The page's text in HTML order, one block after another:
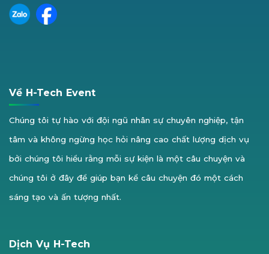
Về H-Tech Event
Chúng tôi tự hào với đội ngũ nhân sự chuyên nghiệp, tận
tâm và không ngừng học hỏi nâng cao chất lượng dịch vụ
bởi chúng tôi hiểu rằng mỗi sự kiện là một câu chuyện và
chúng tôi ở đây để giúp bạn kể câu chuyện đó một cách
sáng tạo và ấn tượng nhất.
Dịch Vụ H-Tech